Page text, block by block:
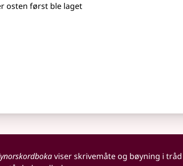
osten først ble laget
viser skrivemåte og bøyning i